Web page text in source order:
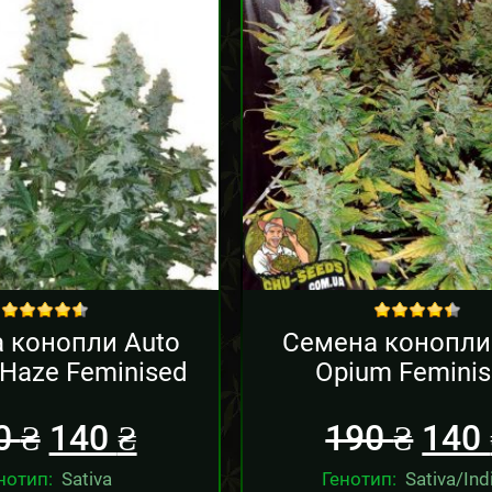
Sale!
конопли Auto
Feminised
₴ 140 ₴
Sativa
Sale!
Семена
Opium
190₴ 140
Генотип: Sativa/